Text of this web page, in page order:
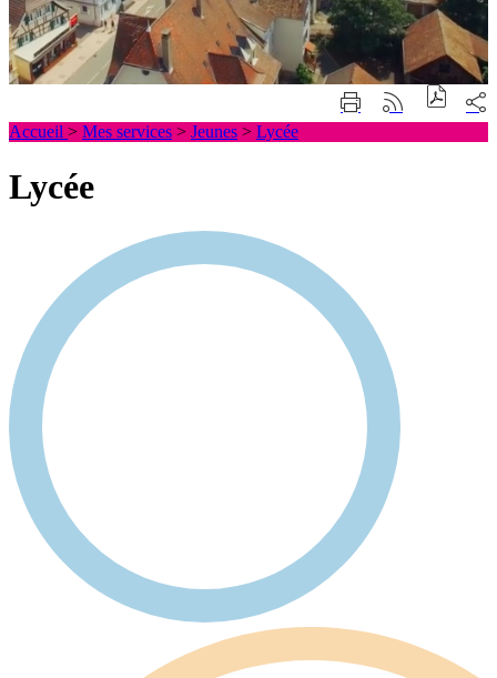
Accueil > Mes services > Jeunes > Lycée
Lycée